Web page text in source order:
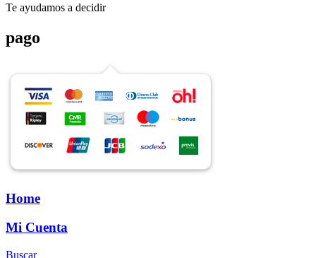
Te ayudamos a decidir
pago
Home
Mi Cuenta
Buscar